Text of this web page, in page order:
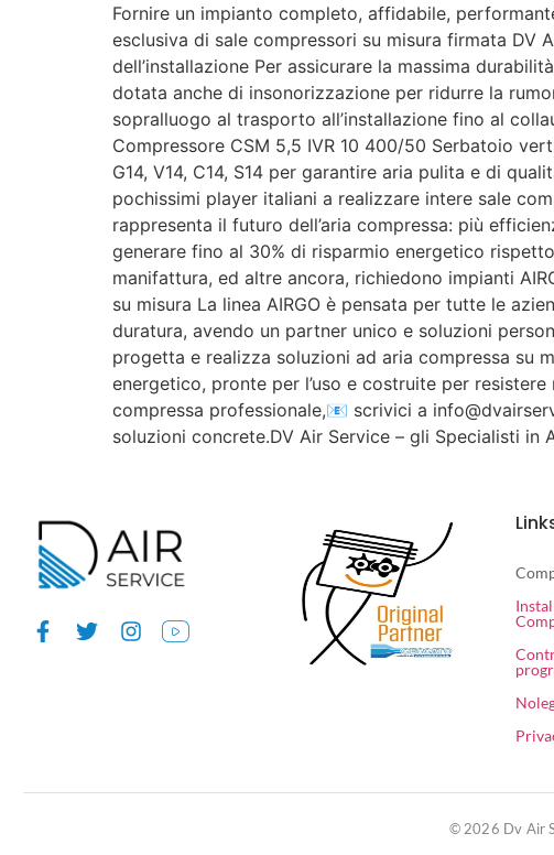
Fornire un impianto completo, affidabile,
esclusiva di sale compressori su misura firmata
dell’installazione Per assicurare la massima
dotata anche di insonorizzazione per ridurre la
sopralluogo al trasporto all’installazione fino al
Compressore CSM 5,5 IVR 10 400/50 Serbatoio
G14, V14, C14, S14 per garantire aria pulita e di
pochissimi player italiani a realizzare intere sale
rappresenta il futuro dell’aria compressa: più
generare fino al 30% di risparmio energetico
manifattura, ed altre ancora, richiedono impianti
su misura La linea AIRGO è pensata per tutte le
duratura, avendo un partner unico e soluzioni
progetta e realizza soluzioni ad aria compressa su
energetico, pronte per l’uso e costruite per
compressa professionale,📧 scrivici a
soluzioni concrete.DV Air Service – gli Specialisti in
© 2026 Dv Air